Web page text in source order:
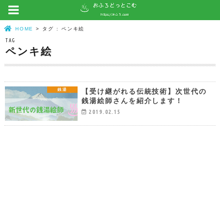
HOME タグ : ペンキ絵
TAG
ペンキ絵
銭湯
【受け継がれる伝統技術】次世代の
銭湯絵師さんを紹介します！
2019.02.15